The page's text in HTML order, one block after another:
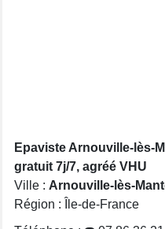
Epaviste Arnouville-lès-
gratuit 7j/7, agréé VHU
Ville : Arnouville-lès-
Région : Île-de-France